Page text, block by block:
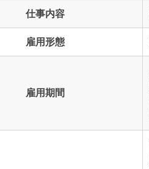
仕事内容
雇用形態
雇用期間